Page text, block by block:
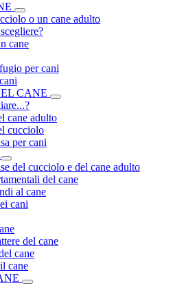
o un cane adulto
cane
per cani
CANE
cane adulto
cucciolo
per cani
del cucciolo e del cane adulto
del cane
al cane
cani
del cane
cane
cane